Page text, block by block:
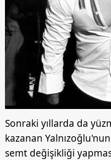
Sonraki yıllarda da
kazanan
semt değişikliği